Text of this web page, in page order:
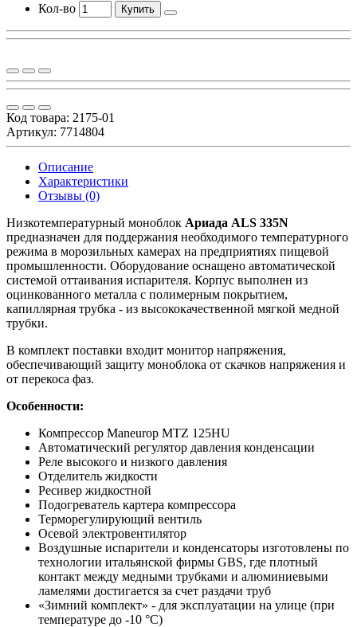
Кол-во Купить
Код товара: 2175-01
Артикул: 7714804
Описание
Характеристики
Отзывы (0)
Низкотемпературный моноблок Ариада ALS 335N
предназначен для поддержания необходимого температурного
режима в морозильных камерах на предприятиях пищевой
промышленности. Оборудование оснащено автоматической
системой оттаивания испарителя. Корпус выполнен из
оцинкованного металла с полимерным покрытием,
капиллярная трубка - из высококачественной мягкой медной
трубки.
В комплект поставки входит монитор напряжения,
обеспечивающий защиту моноблока от скачков напряжения и
от перекоса фаз.
Особенности:
Компрессор Maneurop MTZ 125HU
Автоматический регулятор давления конденсации
Реле высокого и низкого давления
Отделитель жидкости
Ресивер жидкостной
Подогреватель картера компрессора
Терморегулирующий вентиль
Осевой электровентилятор
Воздушные испарители и конденсаторы изготовлены по
технологии итальянской фирмы GBS, где плотный
контакт между медными трубками и алюминиевыми
ламелями достигается за счет раздачи труб
«Зимний комплект» - для эксплуатации на улице (при
температуре до -10 °С)